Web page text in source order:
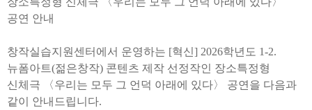
공연 안내
창작실습지원센터에서 운영하는 [혁신] 2026학년도 1-2.
뉴폼아트(젊은창작) 콘텐츠 제작 선정작인 장소특정형
신체극 〈우리는 모두 그 언덕 아래에 있다〉 공연을 다음과
같이 안내드립니다.